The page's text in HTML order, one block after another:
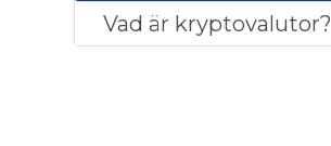
Vad är kryptovalutor?